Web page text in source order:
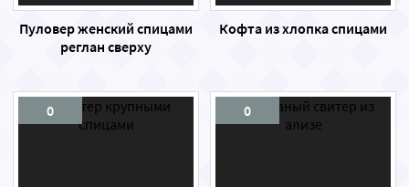
Пуловер женский спицами
реглан сверху
Кофта из хлопка спицами
0 0